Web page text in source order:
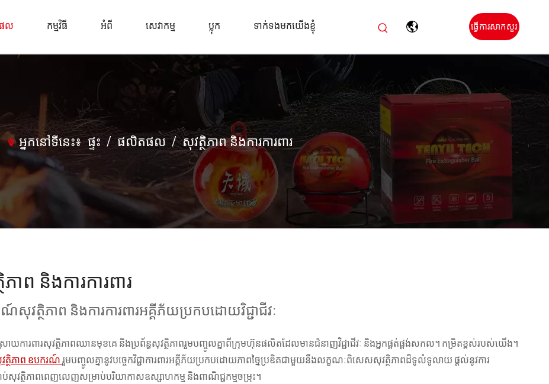
ល កម្មវិធី អំពី សេវាកម្ម ប្លុក ទាក់ទងមកយើងខ្ញុំ ធ្វើការសាកសួរ
អ្នកនៅទីនេះ៖ផ្ទះ / ផលិតផល /សុវត្ថិភាព និងការការពារ
ភាព និងការការពារ
សុវត្ថិភាព និងការការពារអគ្គីភ័យប្រកបដោយវិជ្ជាជីវៈ
យការពារសុវត្ថិភាពឈានមុខគេ និងប្រព័ន្ធសុវត្ថិភាពរួមបញ្ចូលគ្នាពីក្រុមហ៊ុនផលិតដែលមានជំនាញវិជ្ជាជីវៈ និងអ្នកផ្គត់ផ្គង់សកល។ កម្រិតខ្ពស់របស់យើង។
ត្ថិភាព ឧបករណ៍ រួមបញ្ចូលគ្នានូវបច្ចេកវិជ្ជាការពារអគ្គីភ័យប្រកបដោយភាពច្នៃប្រឌិតជាមួយនឹងលក្ខណៈពិសេសសុវត្ថិភាពដ៏ទូលំទូលាយ ផ្តល់នូវការ
សុវត្ថិភាពពេញលេញសម្រាប់បរិយាកាសឧស្សាហកម្ម និងពាណិជ្ជកម្មចម្រុះ។